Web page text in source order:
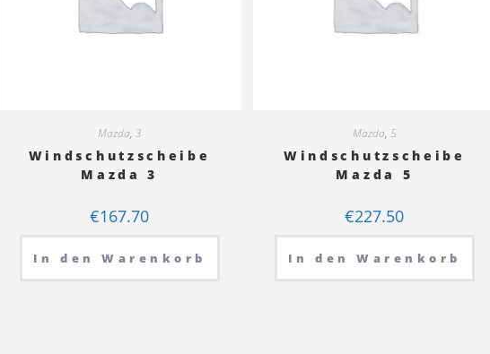
Mazda, 3
Windschutzscheibe
Mazda 3
€167.70
In den Warenkorb
Mazda, 5
Windschutzscheibe
Mazda 5
€227.50
In den Warenkorb